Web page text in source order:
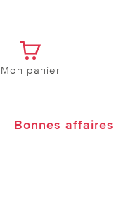
Mon panier
Bonnes affaires